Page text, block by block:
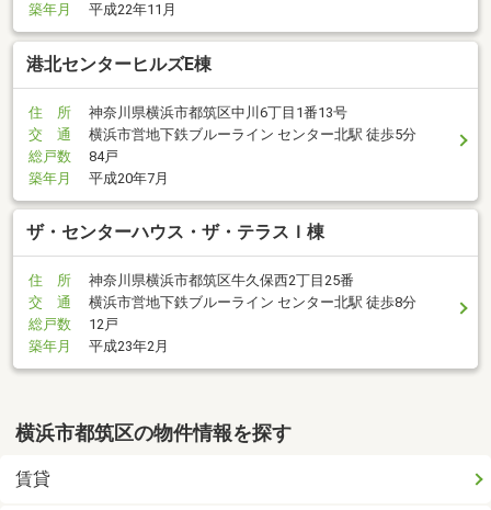
築年月
平成22年11月
港北センターヒルズE棟
住 所
神奈川県横浜市都筑区中川6丁目1番13号
交 通
横浜市営地下鉄ブルーライン センター北駅 徒歩5分
総戸数
84戸
築年月
平成20年7月
ザ・センターハウス・ザ・テラスＩ棟
住 所
神奈川県横浜市都筑区牛久保西2丁目25番
交 通
横浜市営地下鉄ブルーライン センター北駅 徒歩8分
総戸数
12戸
築年月
平成23年2月
横浜市都筑区の物件情報を探す
賃貸